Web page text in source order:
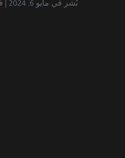
نُشر في مايو 6, 2024